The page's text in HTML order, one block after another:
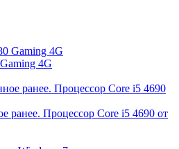
4G
ранее. Процессор Core i5 4690 от